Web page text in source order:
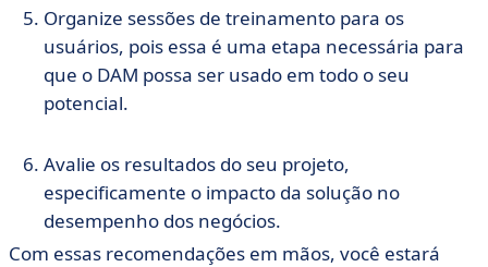
Organize sessões de treinamento para os
usuários, pois essa é uma etapa necessária para
que o DAM possa ser usado em todo o seu
potencial.
Avalie os resultados do seu projeto,
especificamente o impacto da solução no
desempenho dos negócios.
Com essas recomendações em mãos, você estará